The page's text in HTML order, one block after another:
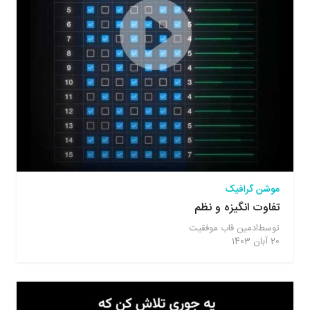
موشن گرافیک
تفاوت انگیزه و نظم
توسطادمین قاب موفقیت
20 آبان 1403